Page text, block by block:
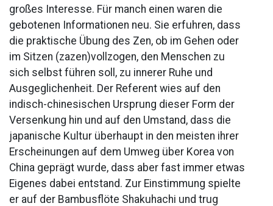
großes Interesse. Für manch einen waren die
gebotenen Informationen neu. Sie erfuhren, dass
die praktische Übung des Zen, ob im Gehen oder
im Sitzen (zazen)vollzogen, den Menschen zu
sich selbst führen soll, zu innerer Ruhe und
Ausgeglichenheit. Der Referent wies auf den
indisch-chinesischen Ursprung dieser Form der
Versenkung hin und auf den Umstand, dass die
japanische Kultur überhaupt in den meisten ihrer
Erscheinungen auf dem Umweg über Korea von
China geprägt wurde, dass aber fast immer etwas
Eigenes dabei entstand. Zur Einstimmung spielte
er auf der Bambusflöte Shakuhachi und trug